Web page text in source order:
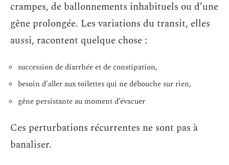
crampes, de ballonnements inhabituels ou d’une
gêne prolongée. Les variations du transit, elles
aussi, racontent quelque chose :
succession de diarrhée et de constipation,
besoin d’aller aux toilettes qui ne débouche sur rien,
gêne persistante au moment d’évacuer
Ces perturbations récurrentes ne sont pas à
banaliser.